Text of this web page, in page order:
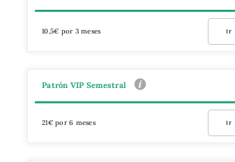
10,5€ por 3 meses Ir
Patrón VIP Semestral
21€ por 6 meses Ir